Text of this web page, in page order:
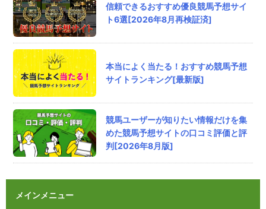
センチュリオンの口コミ
プラチナプランで106万ゲット！2週連続大幅プ
ラスだし、今週末の予想もめちゃくちゃ楽し
み。
評価：
IMさん
超すごい競馬の口コミ
超すごい競馬の無料予想は出し惜しみ一切ナ
シ！って言ってるだけあって凄い精度の情報が
ガンガン提供されるんだが(笑)
評価：
匿名
信頼できるおすすめ優良競馬予想サイ
ト6選[2026年8月再検証済]
本当によく当たる！おすすめ競馬予想
サイトランキング[最新版]
競馬ユーザーが知りたい情報だけを集
めた競馬予想サイトの口コミ評価と評
判[2026年8月版]
メインメニュー